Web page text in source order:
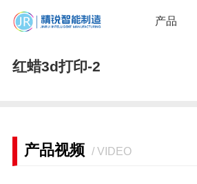
产品
红蜡3d打印-2
产品视频 / VIDEO